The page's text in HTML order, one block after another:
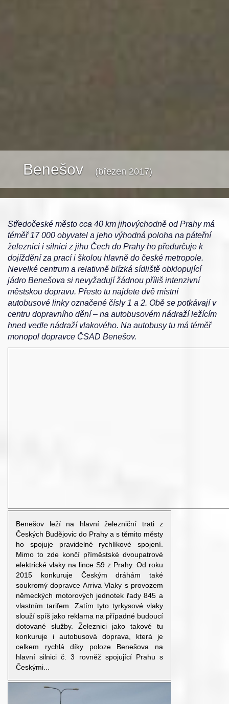
Benešov (březen 2017)
Středočeské město cca 40 km jihovýchodně od Prahy má
téměř 17 000 obyvatel a jeho výhodná poloha na páteřní
železnici i silnici z jihu Čech do Prahy ho předurčuje k
dojíždění za prací i školou hlavně do české metropole.
Nevelké centrum a relativně blízká sídliště obklopující
jádro Benešova si nevyžadují žádnou příliš intenzivní
městskou dopravu. Přesto tu najdete dvě místní
autobusové linky označené čísly 1 a 2. Obě se potkávají v
centru dopravního dění – na autobusovém nádraží ležícím
hned vedle nádraží vlakového. Na autobusy tu má téměř
monopol dopravce ČSAD Benešov.
Benešov leží na hlavní železniční trati z
Českých Budějovic do Prahy a s těmito městy
ho spojuje pravidelné rychlíkové spojení.
Mimo to zde končí příměstské dvoupatrové
elektrické vlaky na lince S9 z Prahy. Od roku
2015 konkuruje Českým dráhám také
soukromý dopravce Arriva Vlaky s provozem
německých motorových jednotek řady 845 a
vlastním tarifem. Zatím tyto tyrkysové vlaky
slouží spíš jako reklama na případné budoucí
dotované služby. Železnici jako takové tu
konkuruje i autobusová doprava, která je
celkem rychlá díky poloze Benešova na
hlavní silnici č. 3 rovněž spojující Prahu s
Českými...